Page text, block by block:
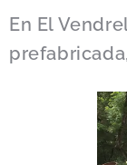
En El
prefabricada,